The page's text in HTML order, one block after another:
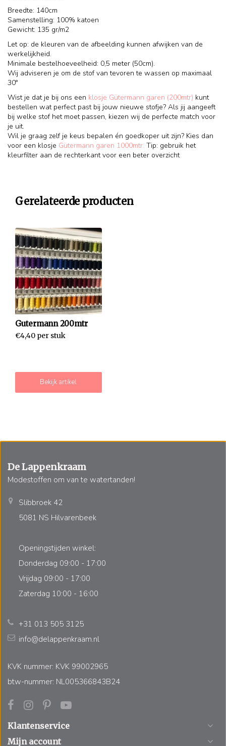
Breedte: 140cm
Samenstelling: 100% katoen
Gewicht: 135 gr/m2
Let op: de kleuren van de afbeelding kunnen afwijken van de
werkelijkheid.
Minimale bestelhoeveelheid: 0,5 meter (50cm).
Wij adviseren je om de stof van tevoren te wassen op maximaal
30°
Wist je dat je bij ons een klosje Gütermann garen (200mtr) kunt
bestellen wat perfect past bij jouw nieuwe stofje? Als jij aangeeft
bij welke stof het moet passen, kiezen wij de perfecte match voor
je uit.
Wil je graag zelf je keus bepalen én goedkoper uit zijn? Kies dan
voor een klosje Gütermann garen 1000mtr. Tip: gebruik het
kleurfilter aan de rechterkant voor een beter overzicht
Gerelateerde producten
Gutermann 200mtr
€4,40 per stuk
Bekijk artikel
De Lappenkraam
Modestoffen om van te watertanden!
Slibbroek 42
5081 NS Hilvarenbeek
Openingstijden winkel:
Donderdag 09:00 - 17:00
Vrijdag 09:00 - 17:00
Zaterdag 10:00 - 16:00
+31 013 505 3125
info@delappenkraam.nl
KVK nummer: KVK 99002965
btw-nummer: NL005366843B24
Klantenservice
Mijn account